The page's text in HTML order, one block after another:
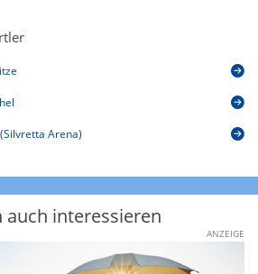
Arena)
auch interessieren
ANZEIGE